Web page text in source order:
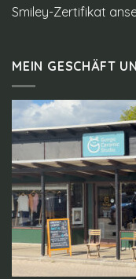
Smiley-Zertifikat
MEIN GESCHÄFT